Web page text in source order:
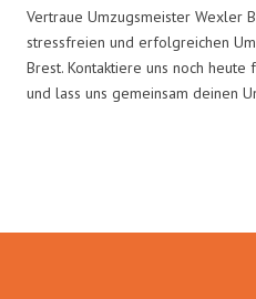
Vertraue Umzugsmeister Wexler
stressfreien und erfolgreichen
Brest. Kontaktiere uns noch
und lass uns gemeinsam deinen